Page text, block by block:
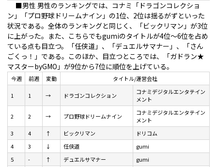
■男性 男性のランキングでは、コナミ「ドラゴンコレクショ
ン」「プロ野球ドリームナイン」の1位、2位は揺るがずといった
状況である。全体のランキングと同じく、「ビックリマン」が3位
に上がった。また、こちらでもgumiのタイトルが4位～6位を占め
ている点も目立つ。「任侠道」、「デュエルサマナー」、「さん
ごくっ！」である。このほか、目立つところでは、「ガドラン★
マスターbyGMO」が9位から7位に順位を上げている。
今週 前週 変動 タイトル/運営会社
1 1 → ドラゴンコレクション
コナミデジタルエンタテイン
メント
2 2 → プロ野球ドリームナイン
コナミデジタルエンタテイン
メント
3
4 ↑ ビックリマン
ドリコム
4
3 ↓ 任侠道
gumi
5
- ↑ デュエルサマナー
gumi